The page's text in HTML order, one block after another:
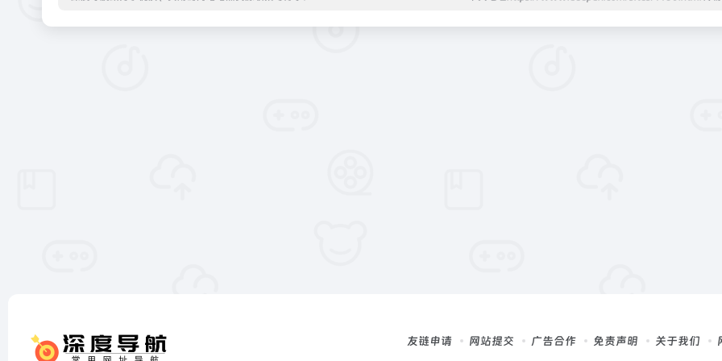
友链申请 网站提交 广告合作 免责声明 关于我们